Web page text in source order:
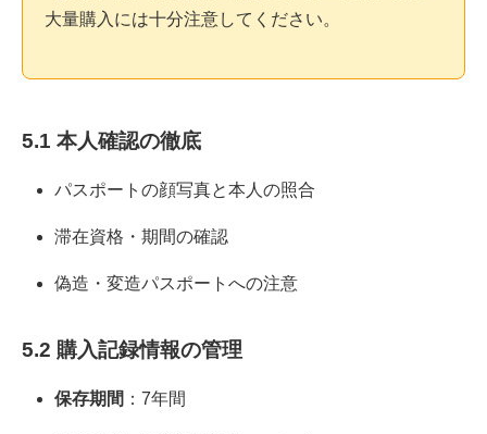
大量購入には十分注意してください。
5.1 本人確認の徹底
パスポートの顔写真と本人の照合
滞在資格・期間の確認
偽造・変造パスポートへの注意
5.2 購入記録情報の管理
保存期間 ：7年間